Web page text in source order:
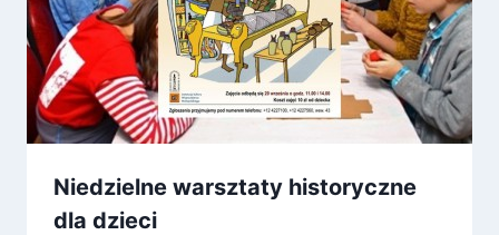
Niedzielne warsztaty historyczne
dla dzieci